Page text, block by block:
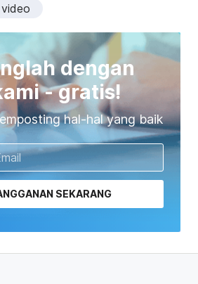
dengan
- gratis!
hal-hal yang baik
SEKARANG